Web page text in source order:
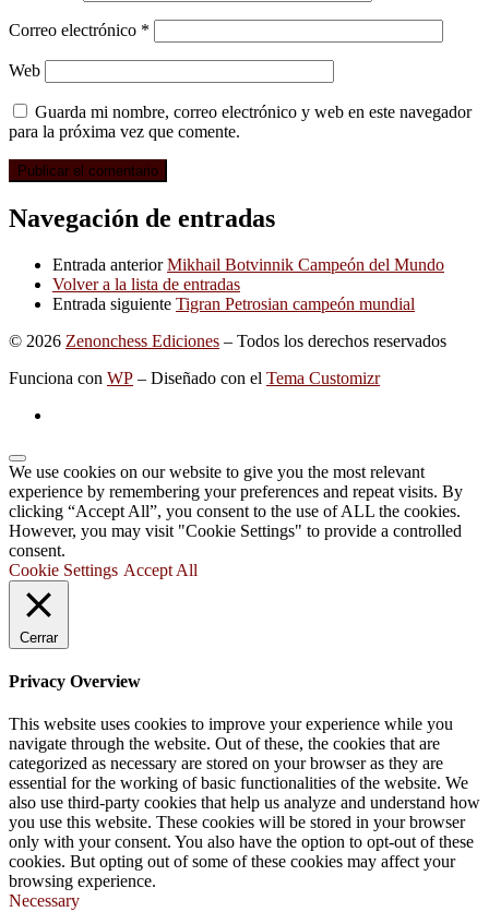
Correo electrónico *
Web
Guarda mi nombre, correo electrónico y web en este navegador
para la próxima vez que comente.
Navegación de entradas
Entrada anterior Mikhail Botvinnik Campeón del Mundo
Volver a la lista de entradas
Entrada siguiente Tigran Petrosian campeón mundial
© 2026 Zenonchess Ediciones – Todos los derechos reservados
Funciona con WP – Diseñado con el Tema Customizr
We use cookies on our website to give you the most relevant
experience by remembering your preferences and repeat visits. By
clicking “Accept All”, you consent to the use of ALL the cookies.
However, you may visit "Cookie Settings" to provide a controlled
consent.
Cookie Settings Accept All
Cerrar
Privacy Overview
This website uses cookies to improve your experience while you
navigate through the website. Out of these, the cookies that are
categorized as necessary are stored on your browser as they are
essential for the working of basic functionalities of the website. We
also use third-party cookies that help us analyze and understand how
you use this website. These cookies will be stored in your browser
only with your consent. You also have the option to opt-out of these
cookies. But opting out of some of these cookies may affect your
browsing experience.
Necessary